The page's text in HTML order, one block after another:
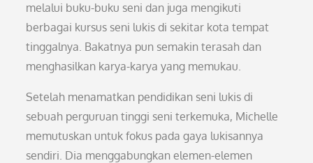
melalui buku-buku seni dan juga mengikuti
berbagai kursus seni lukis di sekitar kota tempat
tinggalnya. Bakatnya pun semakin terasah dan
menghasilkan karya-karya yang memukau.
Setelah menamatkan pendidikan seni lukis di
sebuah perguruan tinggi seni terkemuka, Michelle
memutuskan untuk fokus pada gaya lukisannya
sendiri. Dia menggabungkan elemen-elemen